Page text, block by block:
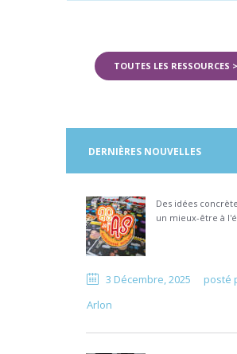
TOUTES LES RESSOURCES
DERNIÈRES NOUVELLES
Des idées
un mieux-être à
3 Décembre, 2025 posté
Arlon